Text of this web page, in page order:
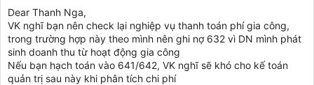
Dear Thanh Nga,
VK nghĩ bạn nên check lại nghiệp vụ thanh toán phí gia công,
trong trường hợp này theo mình nên ghi nợ 632 vì DN mình phát
sinh doanh thu từ hoạt động gia công
Nếu bạn hạch toán vào 641/642, VK nghĩ sẽ khó cho kế toán
quản trị sau này khi phân tích chi phí